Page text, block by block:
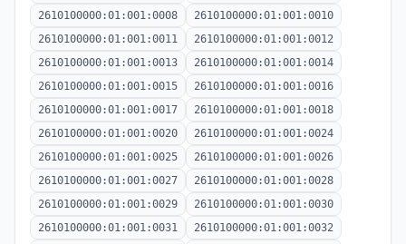
2610100000:01:001:0008
2610100000:01:001:0010
2610100000:01:001:0011
2610100000:01:001:0012
2610100000:01:001:0013
2610100000:01:001:0014
2610100000:01:001:0015
2610100000:01:001:0016
2610100000:01:001:0017
2610100000:01:001:0018
2610100000:01:001:0020
2610100000:01:001:0024
2610100000:01:001:0025
2610100000:01:001:0026
2610100000:01:001:0027
2610100000:01:001:0028
2610100000:01:001:0029
2610100000:01:001:0030
2610100000:01:001:0031
2610100000:01:001:0032